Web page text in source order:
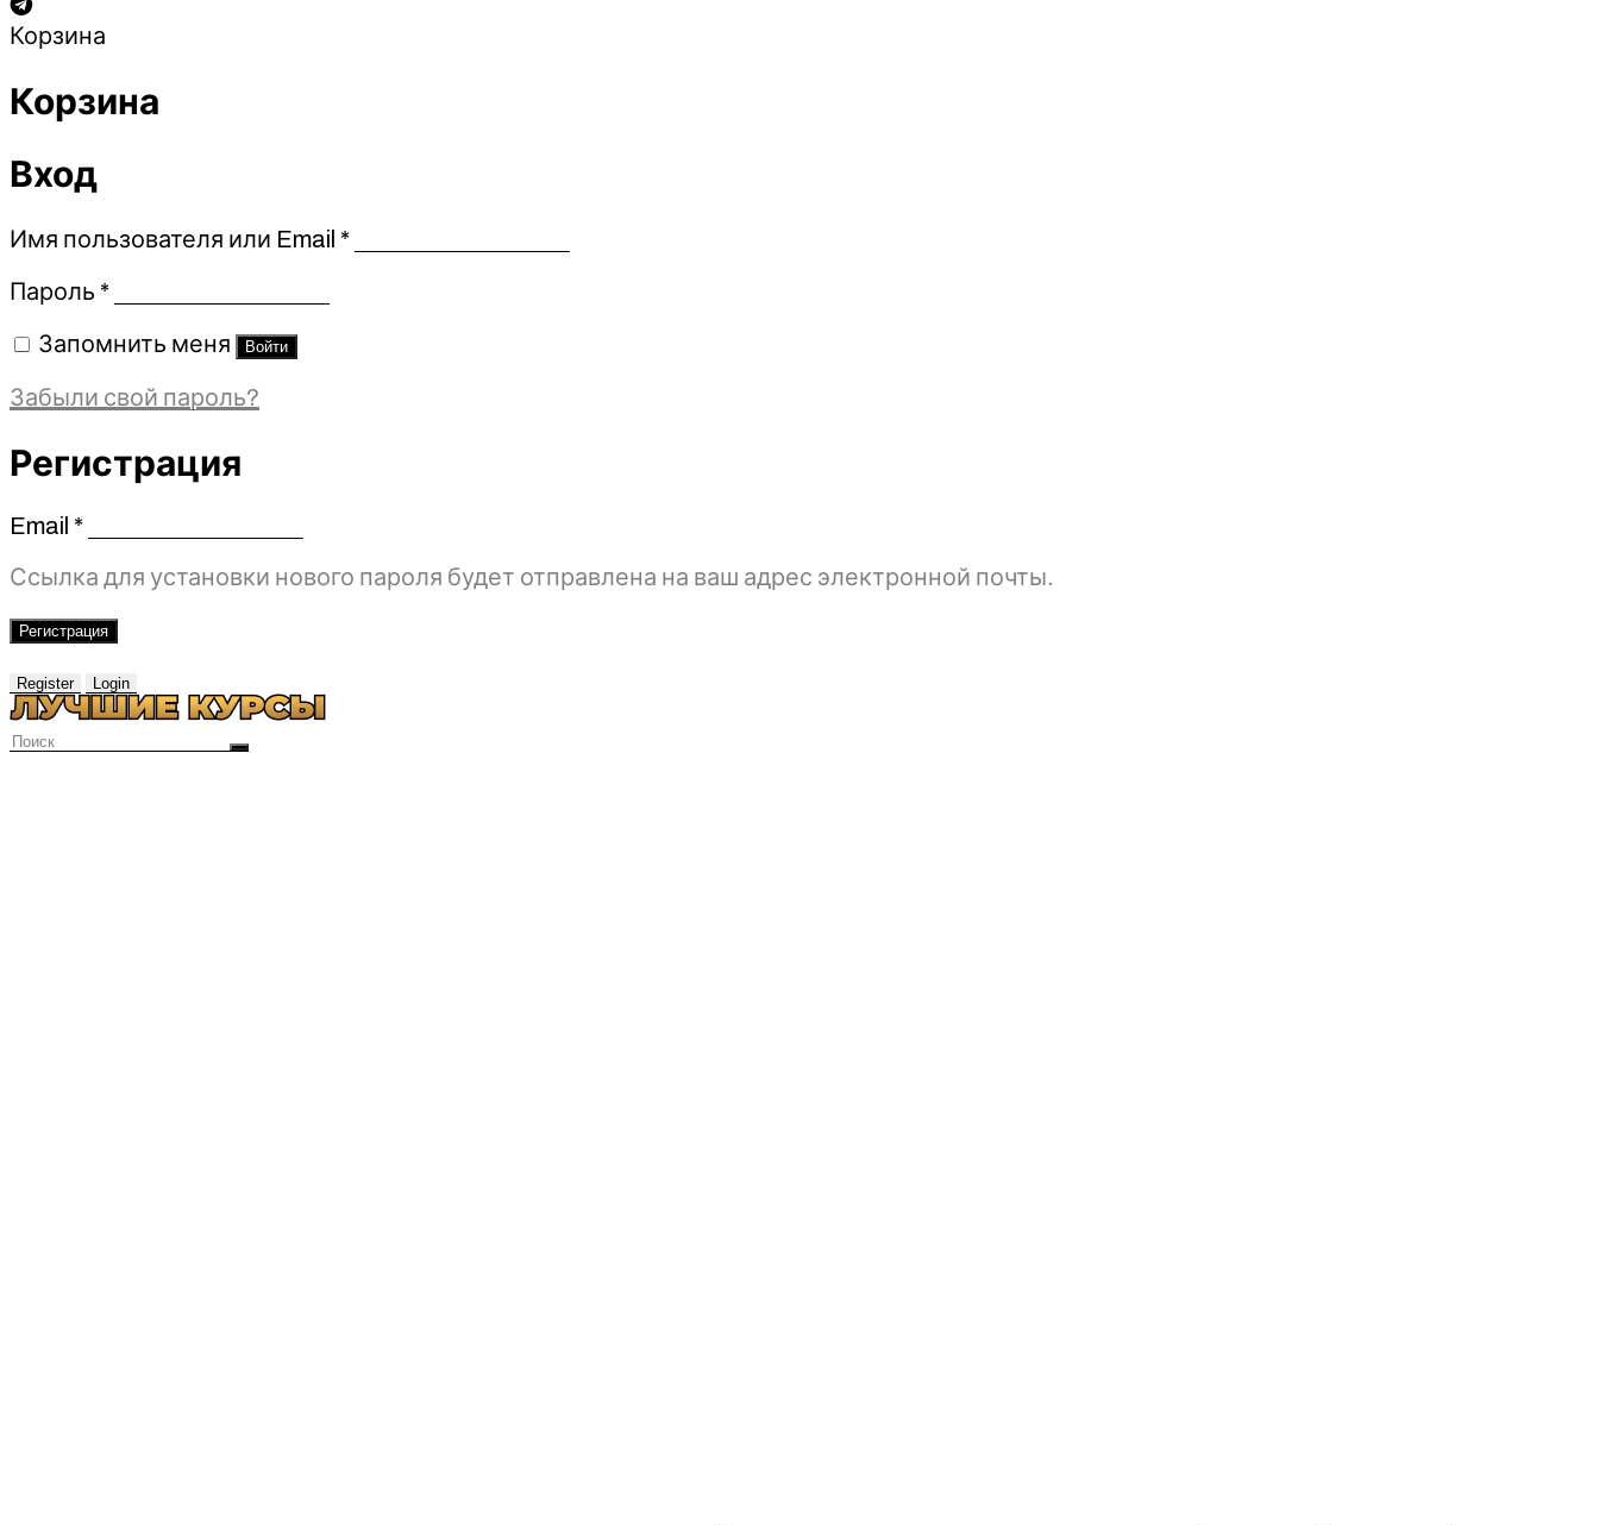
Корзина
Корзина
Вход
Имя пользователя или Email *Обязательно
Пароль *Обязательно
Запомнить меня Войти
Забыли свой пароль?
Регистрация
Email *Обязательно
Ссылка для установки нового пароля будет отправлена ​​на ваш адрес электронной почты.
Регистрация
Register Login